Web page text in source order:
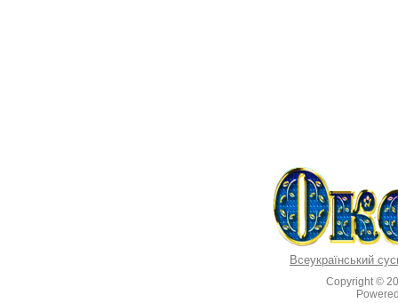
Всеукраїнський
Copyright ©